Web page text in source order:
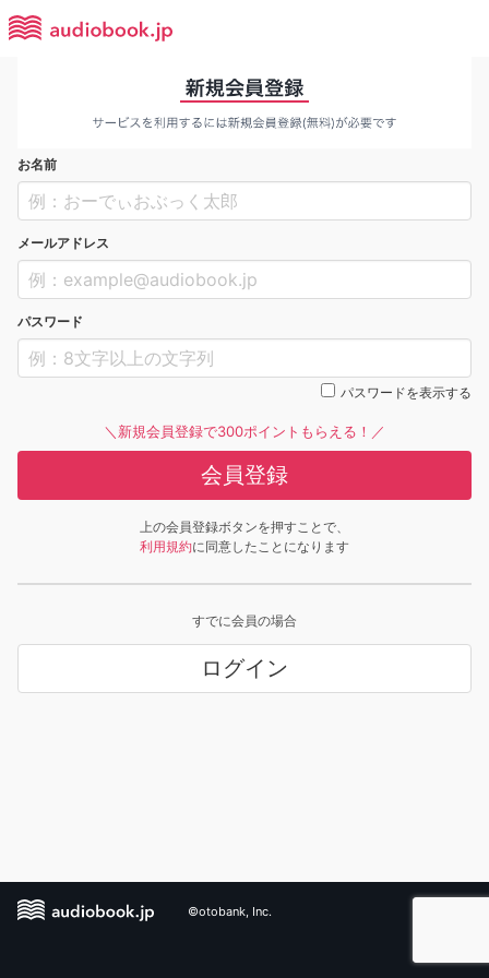
お名前
メールアドレス
パスワード
パスワードを表示する
＼新規会員登録で300ポイントもらえる！／
会員登録
上の会員登録ボタンを押すことで、
利用規約に同意したことになります
すでに会員の場合
ログイン
©otobank, Inc.